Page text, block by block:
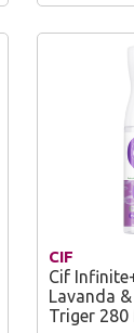
CIF
Cif
Lavanda
Triger 280